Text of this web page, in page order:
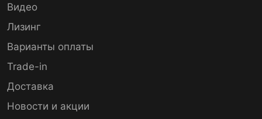
Видео
Лизинг
Варианты оплаты
Trade-in
Доставка
Новости и акции